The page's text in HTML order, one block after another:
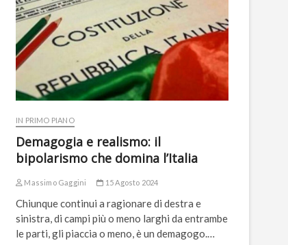
IN PRIMO PIANO
Demagogia e realismo: il
bipolarismo che domina l’Italia
Massimo Gaggini 15 Agosto 2024
Chiunque continui a ragionare di destra e
sinistra, di campi più o meno larghi da entrambe
le parti, gli piaccia o meno, è un demagogo.…